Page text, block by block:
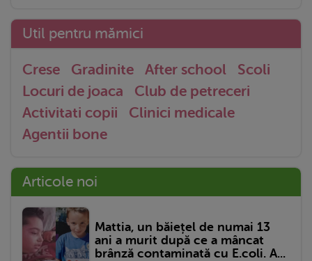
Util pentru mămici
Crese Gradinite After school
Scoli
Locuri de joaca
Club de petreceri
Activitati copii
Clinici medicale
Agentii bone
Articole noi
Mattia, un băiețel de numai 13
ani a murit după ce a mâncat
brânză contaminată cu E.coli. A...